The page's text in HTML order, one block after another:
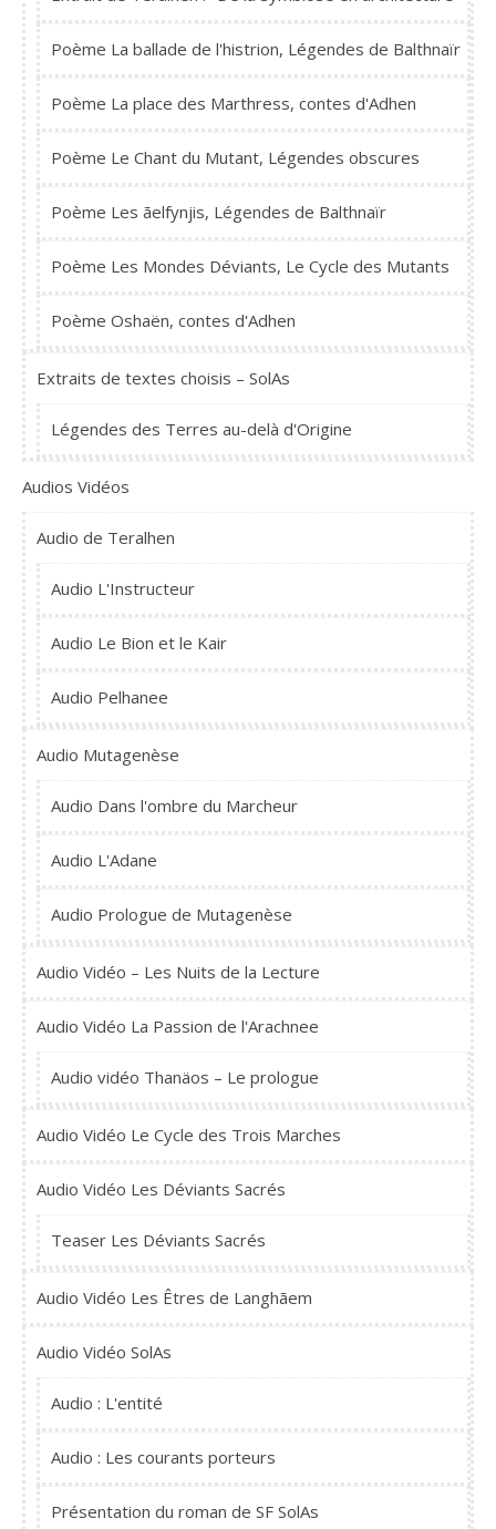
Poème La ballade de l'histrion, Légendes de Balthnaïr
Poème La place des Marthress, contes d'Adhen
Poème Le Chant du Mutant, Légendes obscures
Poème Les ãelfynjis, Légendes de Balthnaïr
Poème Les Mondes Déviants, Le Cycle des Mutants
Poème Oshaën, contes d'Adhen
Extraits de textes choisis – SolAs
Légendes des Terres au-delà d'Origine
Audios Vidéos
Audio de Teralhen
Audio L'Instructeur
Audio Le Bion et le Kair
Audio Pelhanee
Audio Mutagenèse
Audio Dans l'ombre du Marcheur
Audio L'Adane
Audio Prologue de Mutagenèse
Audio Vidéo – Les Nuits de la Lecture
Audio Vidéo La Passion de l'Arachnee
Audio vidéo Thanäos – Le prologue
Audio Vidéo Le Cycle des Trois Marches
Audio Vidéo Les Déviants Sacrés
Teaser Les Déviants Sacrés
Audio Vidéo Les Êtres de Langhãem
Audio Vidéo SolAs
Audio : L'entité
Audio : Les courants porteurs
Présentation du roman de SF SolAs